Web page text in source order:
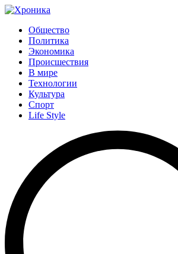
Общество
Политика
Экономика
Происшествия
В мире
Технологии
Культура
Спорт
Life Style